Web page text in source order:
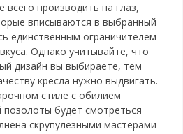
производить на глаз,
вписываются в выбранный
единственным ограничителем
Однако учитывайте, что
дизайн вы выбираете, тем
кресла нужно выдвигать.
стиле с обилием
будет смотреться
скрупулезными мастерами